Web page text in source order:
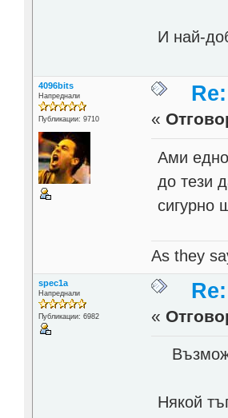
И най-
4096bits
Напреднали
Публикации: 9710 «
Ами
до тези
сигурно
As they
spec1a
Напреднали
Публикации: 6982 «
Някой